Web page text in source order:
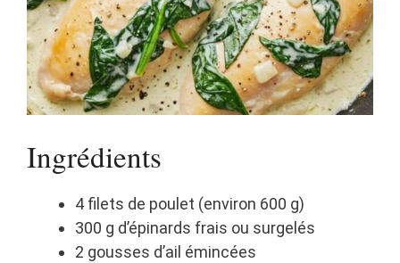
Ingrédients
4 filets de poulet (environ 600 g)
300 g d’épinards frais ou surgelés
2 gousses d’ail émincées